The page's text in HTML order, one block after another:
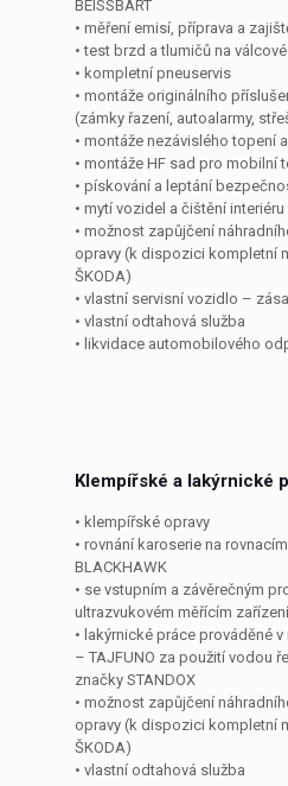
BEISSBART
• měření emisí, příprava a
• test brzd a tlumičů na
• kompletní pneuservis
• montáže originálního
(zámky řazení, autoalarmy,
• montáže nezávislého topení
• montáže HF sad pro mobilní
• pískování a leptání
• mytí vozidel a čištění interiéru
• možnost zapůjčení
opravy (k dispozici kompletní
ŠKODA)
• vlastní servisní vozidlo –
• vlastní odtahová služba
• likvidace automobilového
Klempířské a lakýrnické
• klempířské opravy
• rovnání karoserie na
BLACKHAWK
• se vstupním a závěrečným
ultrazvukovém měřícím
• lakýrnické práce prováděné
– TAJFUNO za použití vodou
značky STANDOX
• možnost zapůjčení
opravy (k dispozici kompletní
ŠKODA)
• vlastní odtahová služba